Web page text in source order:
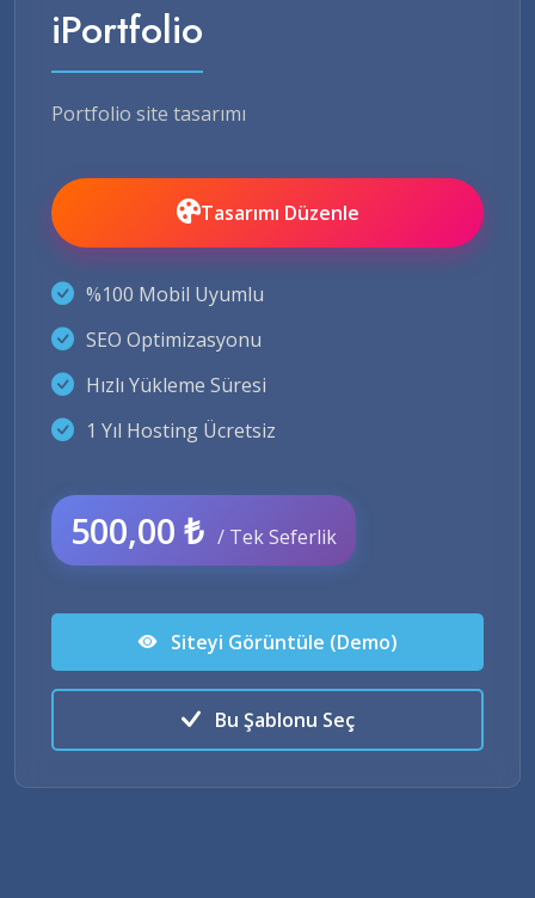
iPortfolio
Portfolio site tasarımı
Tasarımı Düzenle
%100 Mobil Uyumlu
SEO Optimizasyonu
Hızlı Yükleme Süresi
1 Yıl Hosting Ücretsiz
500,00 ₺ / Tek Seferlik
Siteyi Görüntüle (Demo)
Bu Şablonu Seç